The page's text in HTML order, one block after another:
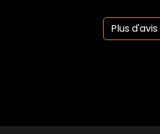
Plus d'avis